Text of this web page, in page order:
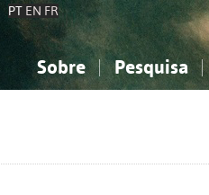
PT EN FR
Sobre Pesquisa